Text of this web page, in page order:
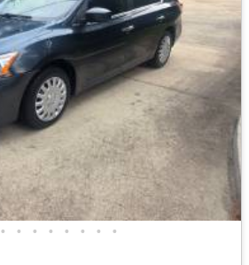
• • • • • • • •